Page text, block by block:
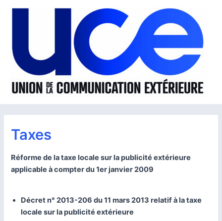
Aller
Taxes
Réforme de la taxe locale sur la publicité extérieure
applicable à compter du 1er janvier 2009
Décret n° 2013-206 du 11 mars 2013 relatif à la taxe
locale sur la publicité extérieure